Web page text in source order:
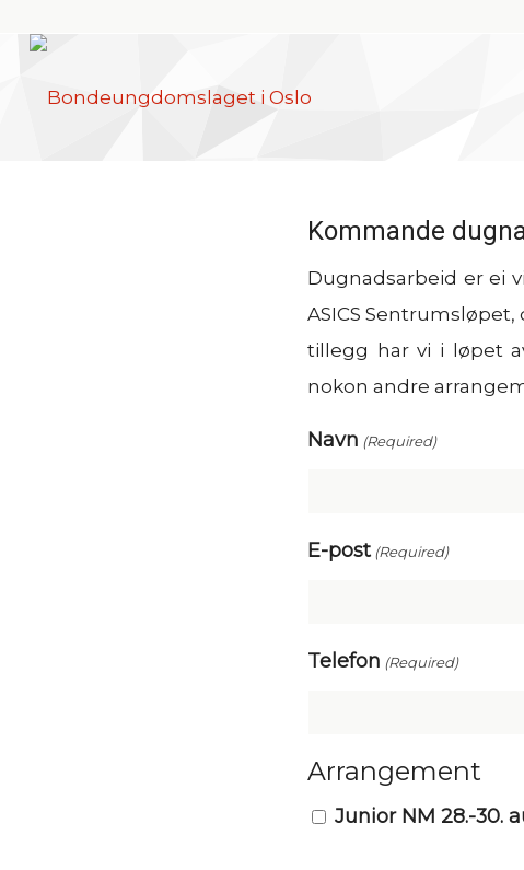
Kommande
Dugnadsarbeid er ei
ASICS
tillegg har vi i løpet
nokon andre
Navn (Required)
E-post (Required)
Telefon (Required)
Arrangement
Junior NM 28.-30.